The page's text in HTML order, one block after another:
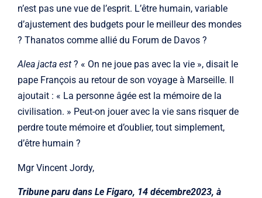
n’est pas une vue de l’esprit. L’être humain, variable
d’ajustement des budgets pour le meilleur des mondes
? Thanatos comme allié du Forum de Davos ?
Alea jacta est ? « On ne joue pas avec la vie », disait le
pape François au retour de son voyage à Marseille. Il
ajoutait : « La personne âgée est la mémoire de la
civilisation. » Peut-on jouer avec la vie sans risquer de
perdre toute mémoire et d’oublier, tout simplement,
d’être humain ?
Mgr Vincent Jordy,
Tribune paru dans Le Figaro, 14 décembre2023, à